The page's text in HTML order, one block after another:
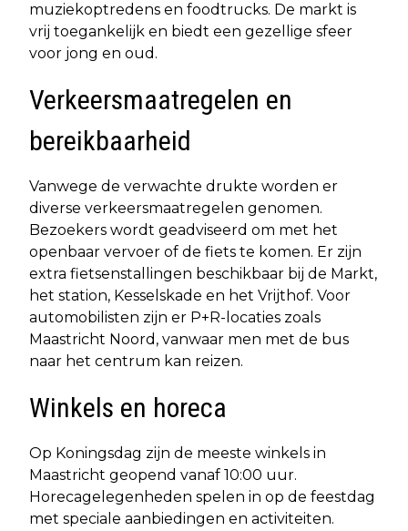
muziekoptredens en foodtrucks. De markt is
vrij toegankelijk en biedt een gezellige sfeer
voor jong en oud.​
Verkeersmaatregelen en
bereikbaarheid
Vanwege de verwachte drukte worden er
diverse verkeersmaatregelen genomen.
Bezoekers wordt geadviseerd om met het
openbaar vervoer of de fiets te komen. Er zijn
extra fietsenstallingen beschikbaar bij de Markt,
het station, Kesselskade en het Vrijthof. Voor
automobilisten zijn er P+R-locaties zoals
Maastricht Noord, vanwaar men met de bus
naar het centrum kan reizen. ​
Winkels en horeca
Op Koningsdag zijn de meeste winkels in
Maastricht geopend vanaf 10:00 uur.
Horecagelegenheden spelen in op de feestdag
met speciale aanbiedingen en activiteiten.